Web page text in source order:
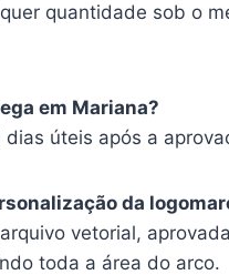
quantidade sob o
em Mariana?
dias úteis após a
da
vetorial,
toda a área do arco.